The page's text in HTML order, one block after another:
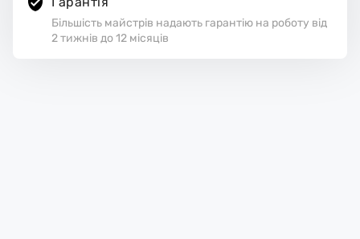
Більшість майстрів надають гарантію на роботу від
2 тижнів до 12 місяців